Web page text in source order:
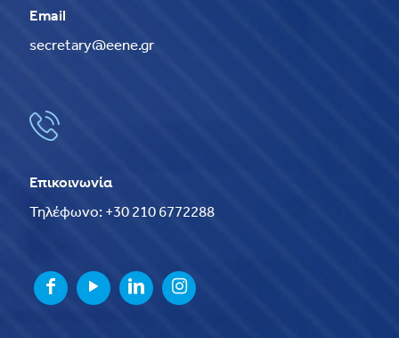
Email
secretary@eene.gr
Επικοινωνία
Τηλέφωνο: +30 210 6772288